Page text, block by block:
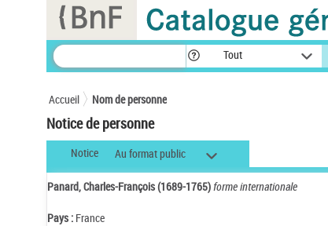
Tout
Accueil Nom de personne
Notice de personne
Notice Au format public
Panard, Charles-François (1689-1765)forme internationale
Pays : France
Panneau de gestion des cookies